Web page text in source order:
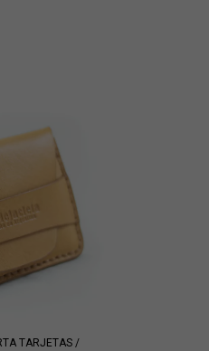
TARJETAS /